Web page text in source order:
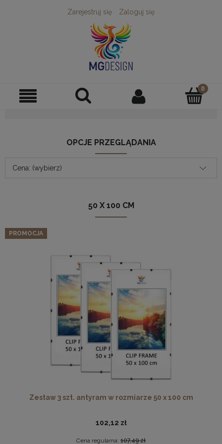
Zarejestruj się Zaloguj się
OPCJE PRZEGLĄDANIA
Cena: (wybierz)
50 X 100 CM
Zestaw 3 szt. antyram w rozmiarze 50 x 100 cm
102,12 zł
Cena regularna: 107,49 zł
PROMOCJA